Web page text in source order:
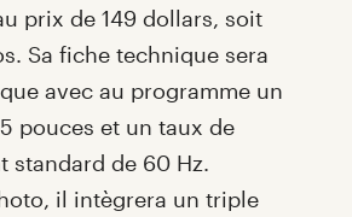
prix de 149 dollars, soit
Sa fiche technique sera
avec au programme un
pouces et un taux de
standard de 60 Hz.
il intègrera un triple